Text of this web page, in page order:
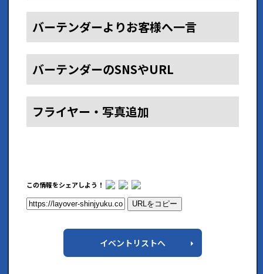
バーテンダーよりお客様へ一言
バーテンダーのSNSやURL
フライヤー・写真追加
この情報をシェアしよう！
URLをコピー
イベントリストへ